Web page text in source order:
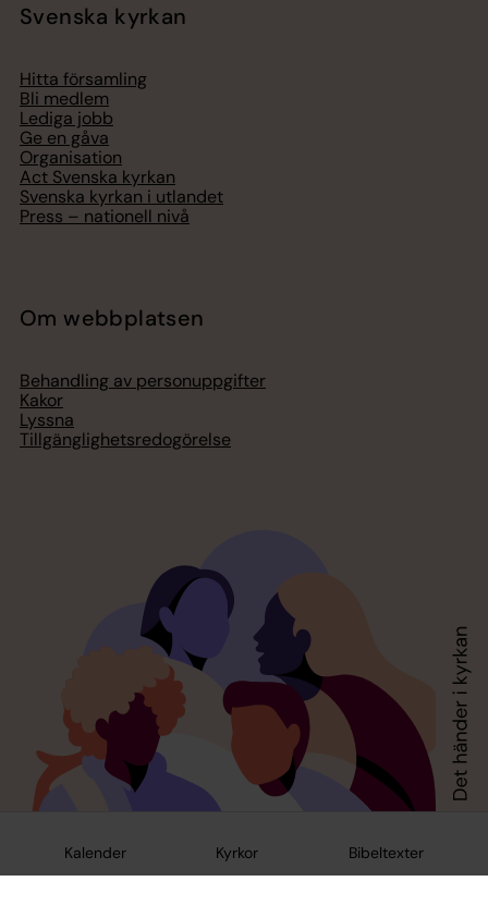
Kalender Kyrkor Bibeltexter
Svenska kyrkan
Hitta församling
Bli medlem
Lediga jobb
Ge en gåva
Organisation
Act Svenska kyrkan
Svenska kyrkan i utlandet
Press – nationell nivå
Om webbplatsen
Behandling av personuppgifter
Kakor
Lyssna
Tillgänglighetsredogörelse